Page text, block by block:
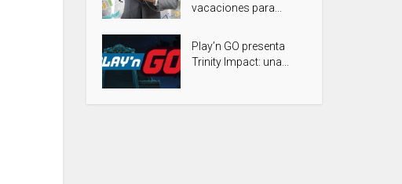
vacaciones para...
Play’n GO presenta
Trinity Impact: una...